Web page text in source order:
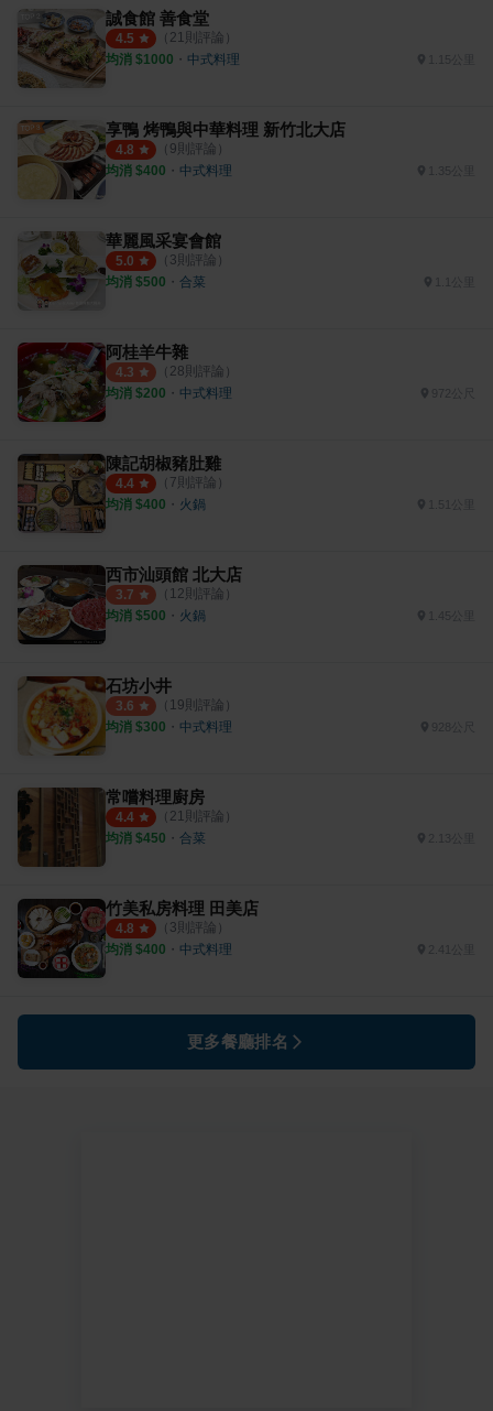
誠食館 善食堂
4.5 （ 21 則評論）
均消 $1000 ・ 中式料理 1.15公里
享鴨 烤鴨與中華料理 新竹北大店
4.8 （ 9則評論）
均消 $400 ・ 中式料理 1.35公里
華麗風采宴會館
5.0 （ 3則評論）
均消 $500 ・ 合菜
阿桂羊牛雜
4.3 （ 28則評論）
均消 $200 ・ 中式料理
陳記胡椒豬肚雞
4.4 （ 7則評論）
均消 $400 ・ 火鍋 1.51公里
西市汕頭館 北大店
3.7 （ 12則評論）
均消 $500 ・ 火鍋 1.45公里
石坊小井
3.6 （ 19則評論）
均消 $300 ・ 中式料理
常嚐料理廚房
4.4 （ 21 則評論）
均消 $450 ・ 合菜
竹美私房料理 田美店
4.8 （ 3則評論）
均消 $400 ・ 中式料理 2.41公里
更多餐廳排名